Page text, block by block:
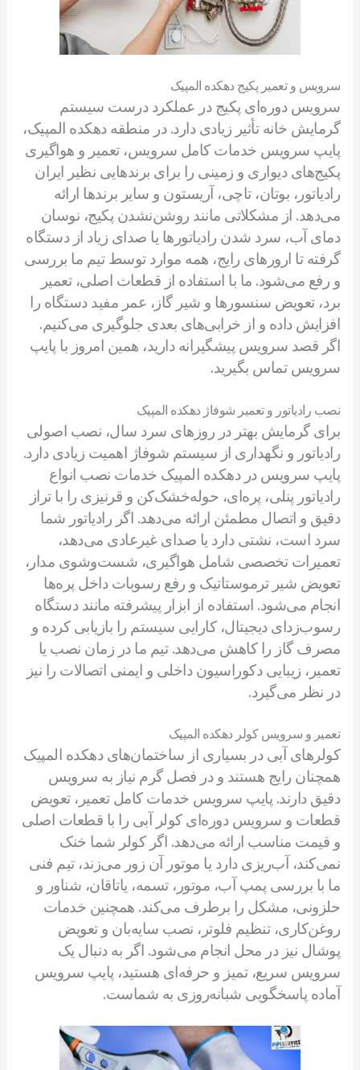
سرویس و تعمیر پکیج دهکده المپیک
سرویس دوره‌ای پکیج در عملکرد درست سیستم
گرمایش خانه تأثیر زیادی دارد. در منطقه دهکده المپیک،
پایپ سرویس خدمات کامل سرویس، تعمیر و هواگیری
پکیج‌های دیواری و زمینی را برای برندهایی نظیر ایران
رادیاتور، بوتان، تاچی، آریستون و سایر برندها ارائه
می‌دهد. از مشکلاتی مانند روشن‌نشدن پکیج، نوسان
دمای آب، سرد شدن رادیاتورها یا صدای زیاد از دستگاه
گرفته تا ارورهای رایج، همه موارد توسط تیم ما بررسی
و رفع می‌شود. ما با استفاده از قطعات اصلی، تعمیر
برد، تعویض سنسورها و شیر گاز، عمر مفید دستگاه را
افزایش داده و از خرابی‌های بعدی جلوگیری می‌کنیم.
اگر قصد سرویس پیشگیرانه دارید، همین امروز با پایپ
سرویس تماس بگیرید.
نصب رادیاتور و تعمیر شوفاژ دهکده المپیک
برای گرمایش بهتر در روزهای سرد سال، نصب اصولی
رادیاتور و نگهداری از سیستم شوفاژ اهمیت زیادی دارد.
پایپ سرویس در دهکده المپیک خدمات نصب انواع
رادیاتور پنلی، پره‌ای، حوله‌خشک‌کن و قرنیزی را با تراز
دقیق و اتصال مطمئن ارائه می‌دهد. اگر رادیاتور شما
سرد است، نشتی دارد یا صدای غیرعادی می‌دهد،
تعمیرات تخصصی شامل هواگیری، شست‌وشوی مدار،
تعویض شیر ترموستاتیک و رفع رسوبات داخل پره‌ها
انجام می‌شود. استفاده از ابزار پیشرفته مانند دستگاه
رسوب‌زدای دیجیتال، کارایی سیستم را بازیابی کرده و
مصرف گاز را کاهش می‌دهد. تیم ما در زمان نصب یا
تعمیر، زیبایی دکوراسیون داخلی و ایمنی اتصالات را نیز
در نظر می‌گیرد.
تعمیر و سرویس کولر دهکده المپیک
کولرهای آبی در بسیاری از ساختمان‌های دهکده المپیک
همچنان رایج هستند و در فصل گرم نیاز به سرویس
دقیق دارند. پایپ سرویس خدمات کامل تعمیر، تعویض
قطعات و سرویس دوره‌ای کولر آبی را با قطعات اصلی
و قیمت مناسب ارائه می‌دهد. اگر کولر شما خنک
نمی‌کند، آب‌ریزی دارد یا موتور آن زور می‌زند، تیم فنی
ما با بررسی پمپ آب، موتور، تسمه، یاتاقان، شناور و
حلزونی، مشکل را برطرف می‌کند. همچنین خدمات
روغن‌کاری، تنظیم فلوتر، نصب سایه‌بان و تعویض
پوشال نیز در محل انجام می‌شود. اگر به دنبال یک
سرویس سریع، تمیز و حرفه‌ای هستید، پایپ سرویس
آماده پاسخگویی شبانه‌روزی به شماست.